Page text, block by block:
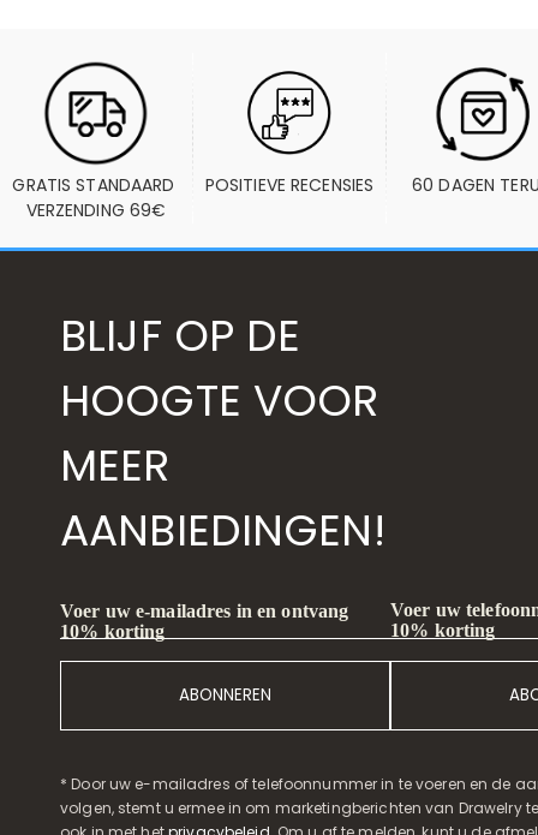
GRATIS STANDAARD
VERZENDING 69€
POSITIEVE RECENSIES 60 DAGEN
BLIJF OP DE
HOOGTE VOOR
MEER
AANBIEDINGEN!
Voer uw e-mailadres in en ontvang
10% korting
ABONNEREN
Voer uw
10% korting
* Door uw e-mailadres of telefoonnummer in te voeren en de
volgen, stemt u ermee in om marketingberichten van Drawelry